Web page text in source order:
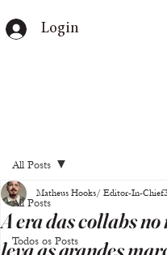
Login
All Posts
Todos os Posts
All Posts
A era das collabs
Matheus Hooks/ Editor-In-Chief